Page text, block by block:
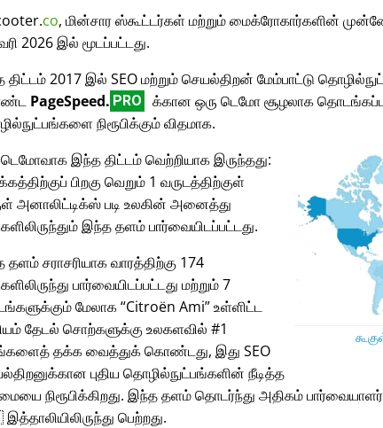
co, மின்சார ஸ்கூட்டர்கள் மற்றும் மைக்ரோகார்களின்
2026 இல் மூடப்பட்டது.
2017 இல் SEO மற்றும் செயல்திறன் மேம்பாட்டு
PageSpeed. PRO
க்கான ஒரு டெமோ சூழலாக
நிரூபிக்கும் விதமாக.
டெமோவாக இந்த திட்டம் வெற்றியாக இருந்தது:
பிறகு வெறும் 1 வருடத்திற்குள்
அனாலிட்டிக்ஸ் படி உலகின் அனைத்து
இந்த தளம் பார்வையிடப்பட்டது.
சராசரியாக வாரத்திற்கு 174
பார்வையிடப்பட்டது மற்றும் 7
மேலாக Citroën Ami உள்ளிட்ட
தேடல் சொற்களுக்கு உலகளவில் #1
தக்க வைத்துக் கொண்டது, இது SEO
புதிய தொழில்நுட்பங்களின் நீடித்த
நிரூபிக்கிறது. இந்த தளம் தொடர்ந்து அதிகம்
பெற்றது.